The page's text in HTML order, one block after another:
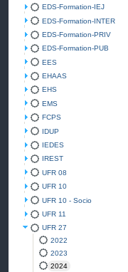
EDS-Formation-IEJ
EDS-Formation-INTER
EDS-Formation-PRIV
EDS-Formation-PUB
EES
EHAAS
EHS
EMS
FCPS
IDUP
IEDES
IREST
UFR 08
UFR 10
UFR 10 - Socio
UFR 11
UFR 27
2022
2023
2024